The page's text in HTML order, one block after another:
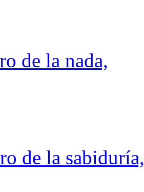
de la nada,
de la sabiduría,